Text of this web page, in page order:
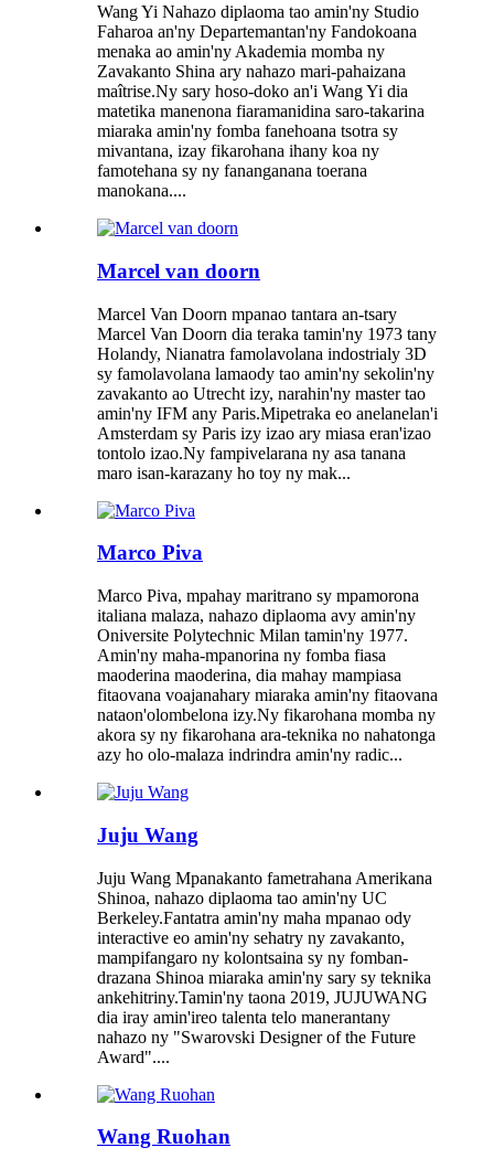
Wang Yi Nahazo diplaoma tao amin'ny Studio
Faharoa an'ny Departemantan'ny Fandokoana
menaka ao amin'ny Akademia momba ny
Zavakanto Shina ary nahazo mari-pahaizana
maîtrise.Ny sary hoso-doko an'i Wang Yi dia
matetika manenona fiaramanidina saro-takarina
miaraka amin'ny fomba fanehoana tsotra sy
mivantana, izay fikarohana ihany koa ny
famotehana sy ny fananganana toerana
manokana....
Marcel van doorn
Marcel Van Doorn mpanao tantara an-tsary
Marcel Van Doorn dia teraka tamin'ny 1973 tany
Holandy, Nianatra famolavolana indostrialy 3D
sy famolavolana lamaody tao amin'ny sekolin'ny
zavakanto ao Utrecht izy, narahin'ny master tao
amin'ny IFM any Paris.Mipetraka eo anelanelan'i
Amsterdam sy Paris izy izao ary miasa eran'izao
tontolo izao.Ny fampivelarana ny asa tanana
maro isan-karazany ho toy ny mak...
Marco Piva
Marco Piva, mpahay maritrano sy mpamorona
italiana malaza, nahazo diplaoma avy amin'ny
Oniversite Polytechnic Milan tamin'ny 1977.
Amin'ny maha-mpanorina ny fomba fiasa
maoderina maoderina, dia mahay mampiasa
fitaovana voajanahary miaraka amin'ny fitaovana
nataon'olombelona izy.Ny fikarohana momba ny
akora sy ny fikarohana ara-teknika no nahatonga
azy ho olo-malaza indrindra amin'ny radic...
Juju Wang
Juju Wang Mpanakanto fametrahana Amerikana
Shinoa, nahazo diplaoma tao amin'ny UC
Berkeley.Fantatra amin'ny maha mpanao ody
interactive eo amin'ny sehatry ny zavakanto,
mampifangaro ny kolontsaina sy ny fomban-
drazana Shinoa miaraka amin'ny sary sy teknika
ankehitriny.Tamin'ny taona 2019, JUJUWANG
dia iray amin'ireo talenta telo manerantany
nahazo ny "Swarovski Designer of the Future
Award"....
Wang Ruohan